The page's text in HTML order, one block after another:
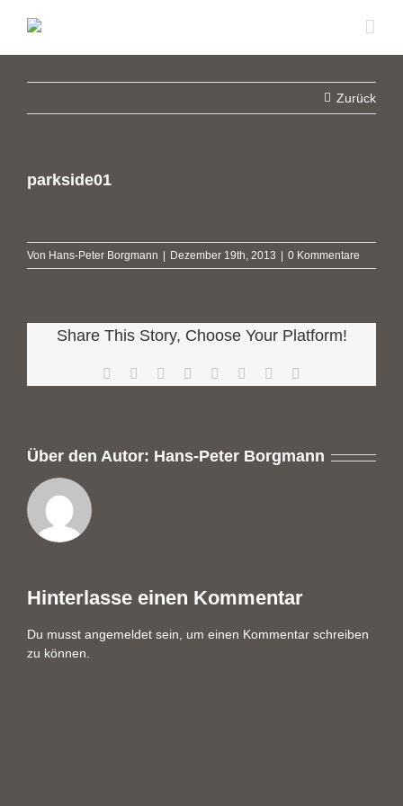
Inhalt
Zurück
parkside01
Von Hans-Peter Borgmann Dezember 19th, 2013 0 Kommentare
Share This Story, Choose Your Platform!
Facebook Reddit LinkedIn
TumblrPinterest
Mail
Über den Autor: Hans-Peter Borgmann
Hinterlasse einen Kommentar
Du musst angemeldet sein, um einen Kommentar schreiben
zu können.